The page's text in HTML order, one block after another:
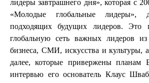
лидеры завтрашнего дня», которая с
«Молодые глобальные лидеры»,
подходящих будущих лидеров. Это
глобальную сеть важных лидеров
бизнеса, СМИ, искусства и культуры,
далее, которые привержены
интервью его основатель Клаус